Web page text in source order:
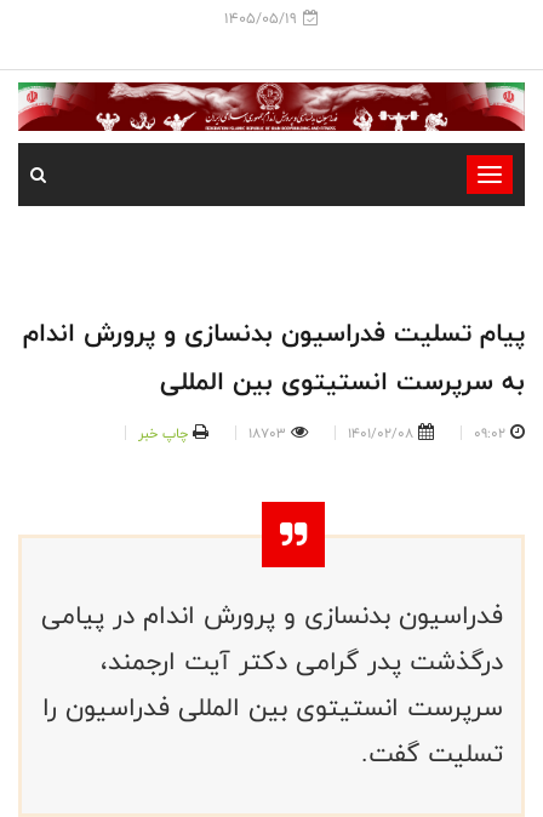
1405/05/19
-
-
-
پیام تسلیت فدراسیون بدنسازی و پرورش اندام
به سرپرست انستیتوی بین المللی
09:02
1401/02/08
18703 چاپ خبر
فدراسیون بدنسازی و پرورش اندام در پیامی
درگذشت پدر گرامی دکتر آیت ارجمند،
سرپرست انستیتوی بین المللی فدراسیون را
تسلیت گفت.